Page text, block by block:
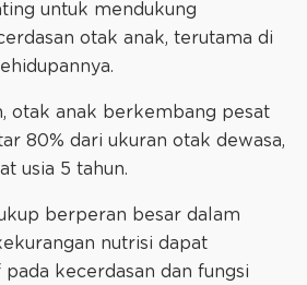
untuk mendukung
otak anak, terutama di
otak anak berkembang pesat
80% dari ukuran otak dewasa,
usia 5 tahun.
berperan besar dalam
nutrisi dapat
kecerdasan dan fungsi